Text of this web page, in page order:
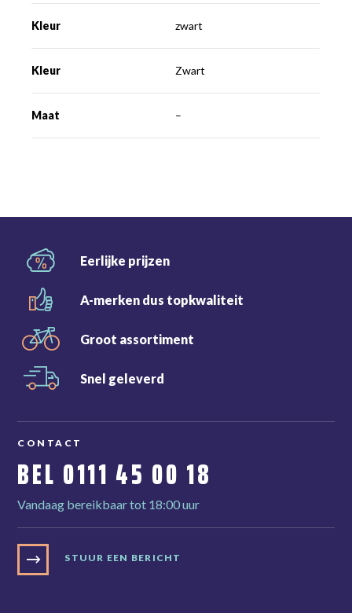
Kleur zwart
Kleur Zwart
Maat –
Eerlijke prijzen
A-merken dus topkwaliteit
Groot assortiment
Snel geleverd
CONTACT
BEL 0111 45 00 18
Vandaag bereikbaar tot 18:00 uur
STUUR EEN BERICHT